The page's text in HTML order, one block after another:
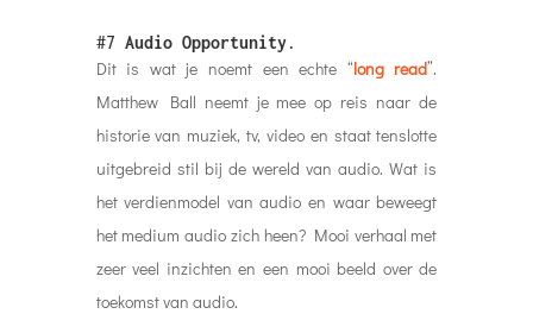
#7 Audio Opportunity.
Dit is wat je noemt een echte “long read”.
Matthew Ball neemt je mee op reis naar de
historie van muziek, tv, video en staat tenslotte
uitgebreid stil bij de wereld van audio. Wat is
het verdienmodel van audio en waar beweegt
het medium audio zich heen? Mooi verhaal met
zeer veel inzichten en een mooi beeld over de
toekomst van audio.